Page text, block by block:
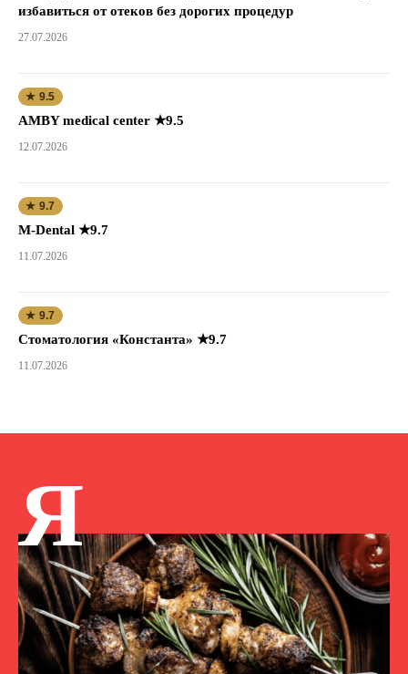
избавиться от отеков без дорогих процедур
27.07.2026
★ 9.5
AMBY medical center ★9.5
12.07.2026
★ 9.7
M-Dental ★9.7
11.07.2026
★ 9.7
Стоматология «Константа» ★9.7
11.07.2026
Я